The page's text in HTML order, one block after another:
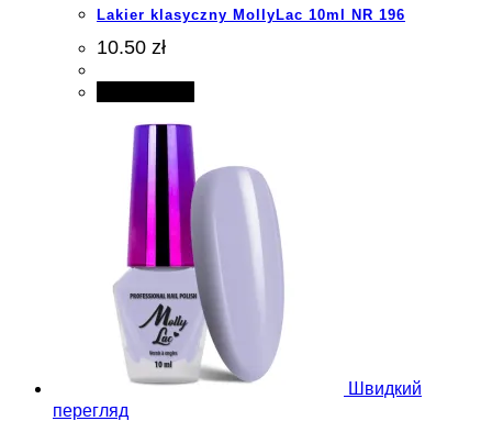
Lakier klasyczny MollyLac 10ml NR 196
10.50 zł
Швидкий
перегляд